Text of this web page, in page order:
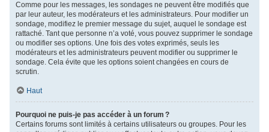
Comme pour les messages, les sondages ne peuvent être modifiés que
par leur auteur, les modérateurs et les administrateurs. Pour modifier un
sondage, modifiez le premier message du sujet, auquel le sondage est
rattaché. Tant que personne n’a voté, vous pouvez supprimer le sondage
ou modifier ses options. Une fois des votes exprimés, seuls les
modérateurs et les administrateurs peuvent modifier ou supprimer le
sondage. Cela évite que les options soient changées en cours de
scrutin.
Haut
Pourquoi ne puis-je pas accéder à un forum ?
Certains forums sont limités à certains utilisateurs ou groupes. Pour les